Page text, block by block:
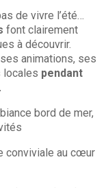
de vivre l’été…
font clairement
à découvrir.
animations, ses
locales pendant
bord de mer,
conviviale au cœur